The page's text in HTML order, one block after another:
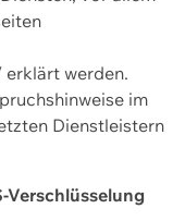
werden.
im
Dienstleistern
Verschlüsselung